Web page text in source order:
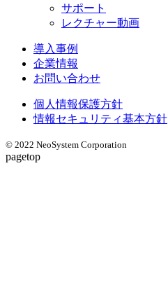
サポート
レクチャー動画
導入事例
企業情報
お問い合わせ
個人情報保護方針
情報セキュリティ基本方針
© 2022 NeoSystem Corporation
pagetop